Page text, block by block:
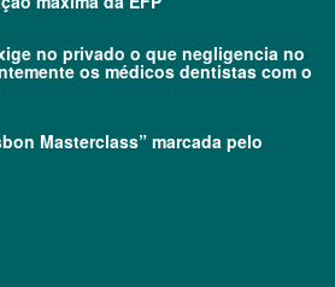
no privado o que negligencia no
os médicos dentistas com o
Masterclass” marcada pelo